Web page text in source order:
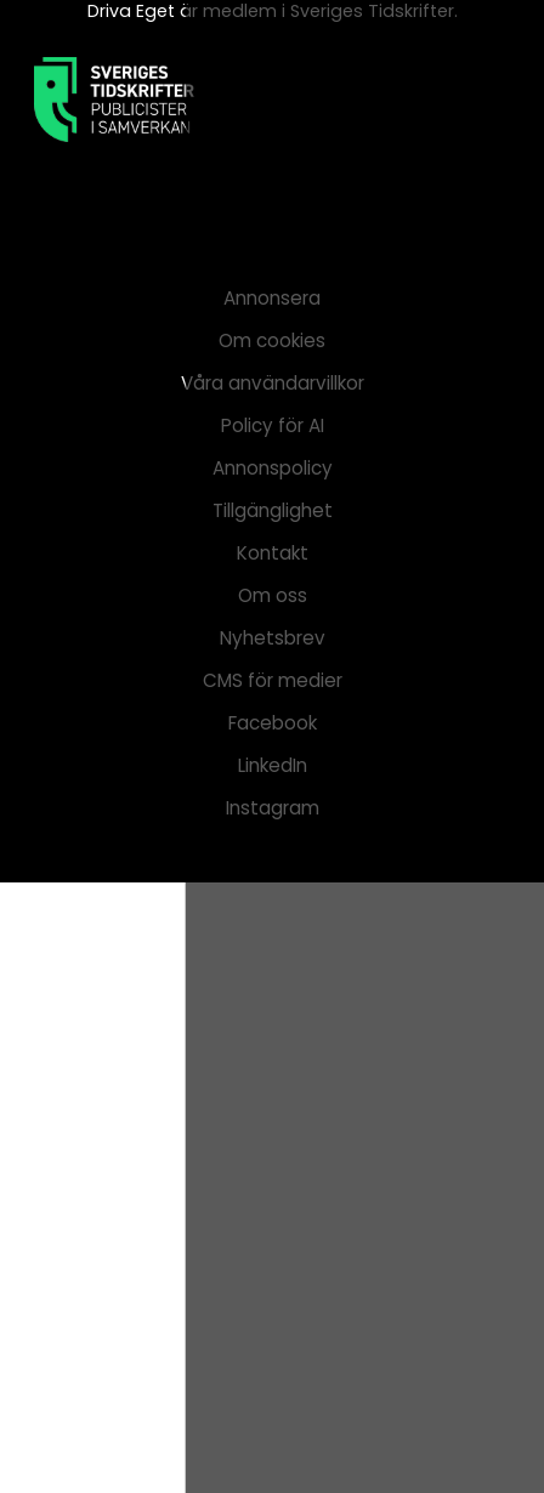
Driva Eget är medlem i Sveriges Tidskrifter.
Annonsera
Om cookies
Våra användarvillkor
Policy för AI
Annonspolicy
Tillgänglighet
Kontakt
Om oss
Nyhetsbrev
CMS för medier
Facebook
LinkedIn
Instagram